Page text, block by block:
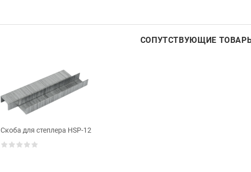
СОПУТСТВУЮЩИЕ
Скоба для степлера HSP-12